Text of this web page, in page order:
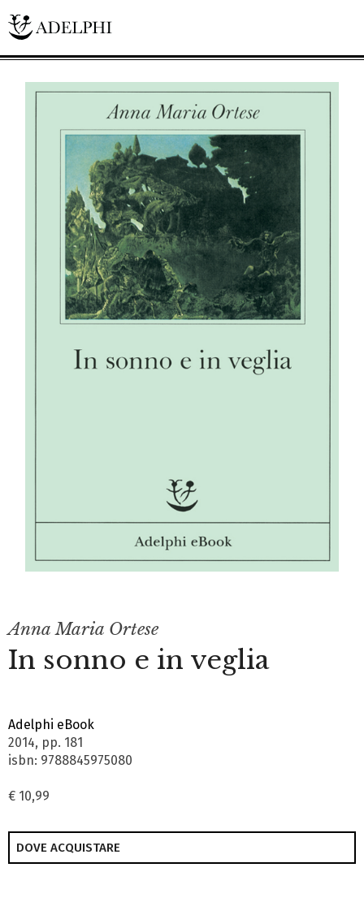
Anna Maria Ortese
In sonno e in veglia
Adelphi eBook
2014, pp. 181
isbn: 9788845975080
€ 10,99
DOVE ACQUISTARE